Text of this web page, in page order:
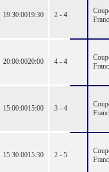
19:30:0019:30 2 - 4
20:00:0020:00 4 - 4
15:00:0015:00 3 - 4
15:30:0015:30 2 - 5